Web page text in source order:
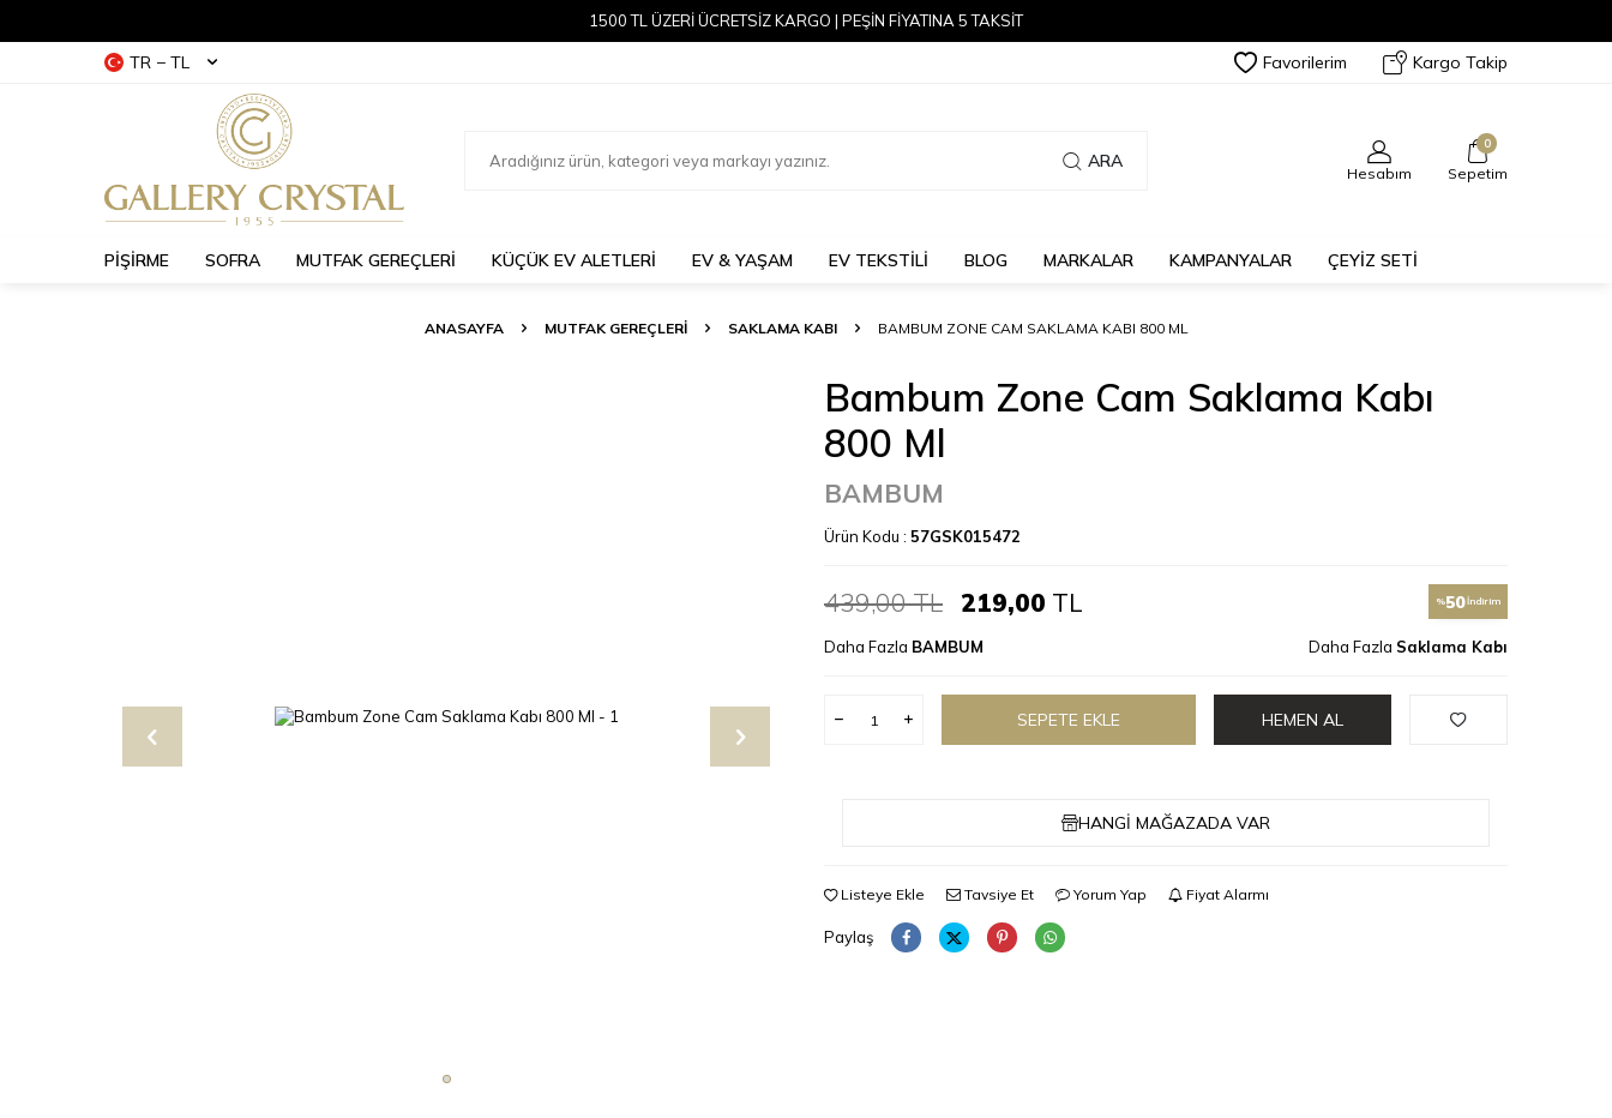
1500 TL ÜZERİ ÜCRETSİZ KARGO | PEŞİN FİYATINA 5 TAKSİT
TR − TL Favorilerim Kargo Takip
ARA
Hesabım
0
Sepetim
PİŞİRME SOFRA MUTFAK GEREÇLERİ KÜÇÜK EV ALETLERİ EV & YAŞAM EV TEKSTİLİ BLOG MARKALAR KAMPANYALAR ÇEYİZ SETİ
ANASAYFA MUTFAK GEREÇLERİ SAKLAMA KABI BAMBUM ZONE CAM SAKLAMA KABI 800 ML
Bambum Zone Cam Saklama Kabı
800 Ml
BAMBUM
Ürün Kodu : 57GSK015472
439,00TL 219,00 TL %50İndirim
Daha Fazla BAMBUM Daha Fazla Saklama Kabı
SEPETE EKLE HEMEN AL
HANGI MAĞAZADA VAR
Listeye Ekle Tavsiye Et Yorum Yap Fiyat Alarmı
Paylaş